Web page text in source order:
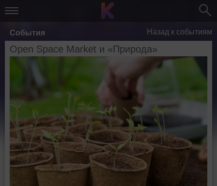
События Назад к событиям
Open Space Market и «Природа»